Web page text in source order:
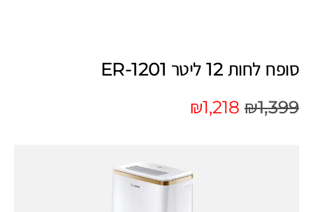
סופח לחות 12 ליטר ER-1201
₪1,399
₪1,218